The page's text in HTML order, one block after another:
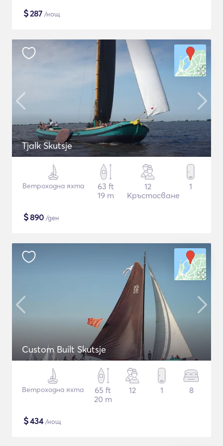
$287 /нощ
Tjalk Skutsje
Ветроходна яхта
63 ft
19 m
12
Кръстосване
1
$890 /ден
Custom Built Skutsje
Ветроходна яхта
65 ft
20 m
12 1 8
$434/нощ